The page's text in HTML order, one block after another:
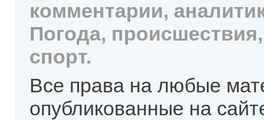
комментарии,
Погода,
спорт.
Все права на любые
опубликованные на